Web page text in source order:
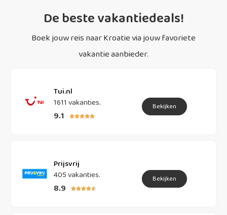
De beste vakantiedeals!
Boek jouw reis naar Kroatie via jouw favoriete
vakantie aanbieder.
Tui.nl
1611 vakanties.
9.1 
Bekijken
Prijsvrij
405 vakanties.
8.9 
Bekijken